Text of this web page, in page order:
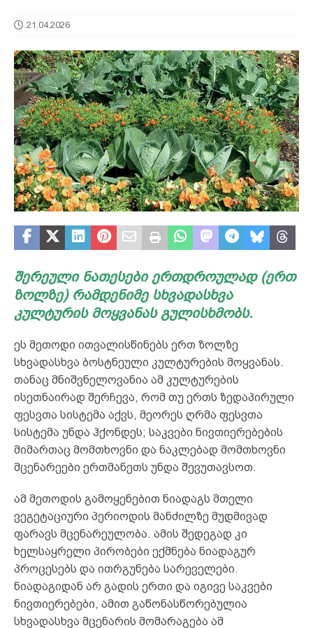
21.04.2026
შერეული ნათესები ერთდროულად (ერთ
ზოლზე) რამდენიმე სხვადასხვა
კულტურის მოყვანას გულისხმობს.
ეს მეთოდი ითვალისწინებს ერთ ზოლზე
სხვადასხვა ბოსტნეული კულტურების მოყვანას.
თანაც მნიშვნელოვანია ამ კულტურების
ისეთნაირად შერჩევა, რომ თუ ერთს ზედაპირული
ფესვთა სისტემა აქვს, მეორეს ღრმა ფესვთა
სისტემა უნდა ჰქონდეს; საკვები ნივთიერებების
მიმართაც მომთხოვნი და ნაკლებად მომთხოვნი
მცენარეები ერთმანეთს უნდა შევუთავსოთ.
ამ მეთოდის გამოყენებით ნიადაგს მთელი
ვეგეტაციური პერიოდის მანძილზე მუდმივად
ფარავს მცენარეულობა. ამის შედეგად კი
ხელსაყრელი პირობები ექმნება ნიადაგურ
პროცესებს და ითრგუნება სარეველები.
ნიადაგიდან არ გადის ერთი და იგივე საკვები
ნივთიერებები, ამით გაწონასწორებულია
სხვადასხვა მცენარის მომარაგება ამ